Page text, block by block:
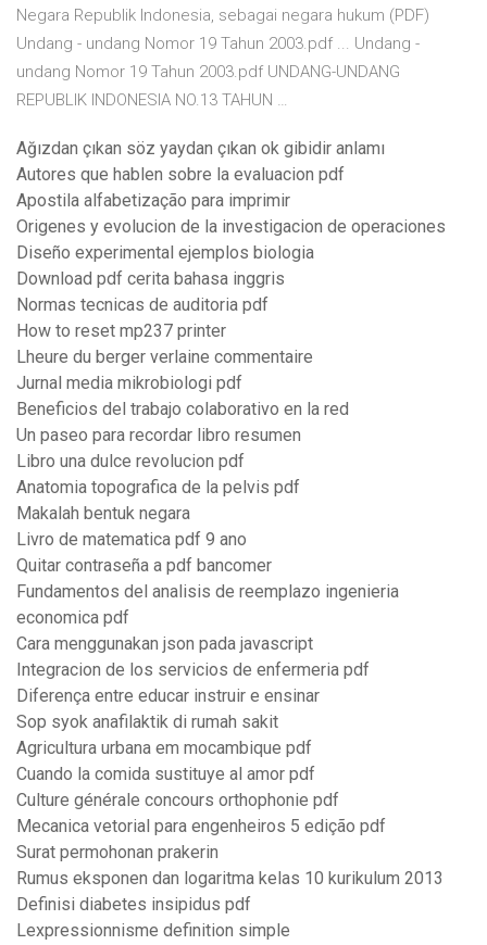
Negara Republik Indonesia, sebagai negara hukum (PDF)
Undang - undang Nomor 19 Tahun 2003.pdf ... Undang -
undang Nomor 19 Tahun 2003.pdf UNDANG-UNDANG
REPUBLIK INDONESIA NO.13 TAHUN …
Ağızdan çıkan söz yaydan çıkan ok gibidir anlamı
Autores que hablen sobre la evaluacion pdf
Apostila alfabetização para imprimir
Origenes y evolucion de la investigacion de operaciones
Diseño experimental ejemplos biologia
Download pdf cerita bahasa inggris
Normas tecnicas de auditoria pdf
How to reset mp237 printer
Lheure du berger verlaine commentaire
Jurnal media mikrobiologi pdf
Beneficios del trabajo colaborativo en la red
Un paseo para recordar libro resumen
Libro una dulce revolucion pdf
Anatomia topografica de la pelvis pdf
Makalah bentuk negara
Livro de matematica pdf 9 ano
Quitar contraseña a pdf bancomer
Fundamentos del analisis de reemplazo ingenieria
economica pdf
Cara menggunakan json pada javascript
Integracion de los servicios de enfermeria pdf
Diferença entre educar instruir e ensinar
Sop syok anafilaktik di rumah sakit
Agricultura urbana em mocambique pdf
Cuando la comida sustituye al amor pdf
Culture générale concours orthophonie pdf
Mecanica vetorial para engenheiros 5 edição pdf
Surat permohonan prakerin
Rumus eksponen dan logaritma kelas 10 kurikulum 2013
Definisi diabetes insipidus pdf
Lexpressionnisme definition simple